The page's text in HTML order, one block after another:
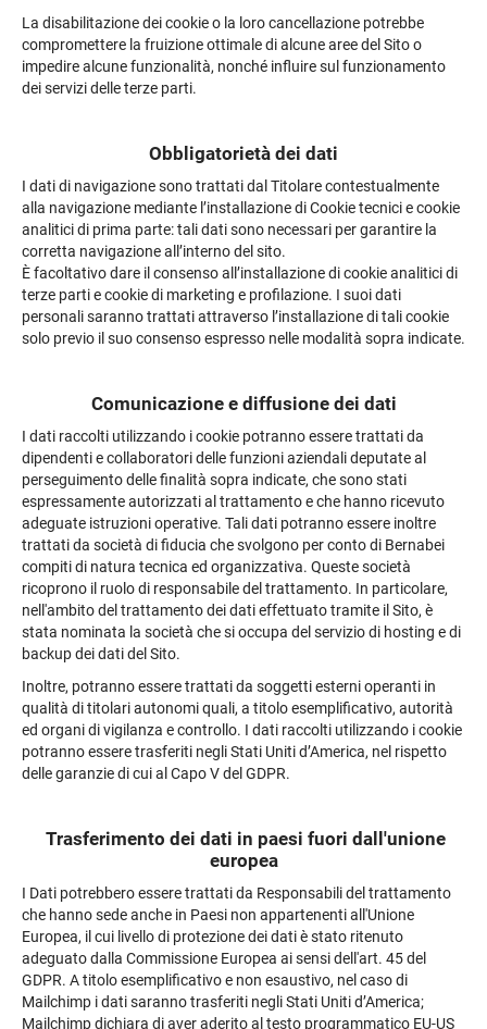
La disabilitazione dei cookie o la loro cancellazione potrebbe
compromettere la fruizione ottimale di alcune aree del Sito o
impedire alcune funzionalità, nonché influire sul funzionamento
dei servizi delle terze parti.
Obbligatorietà dei dati
I dati di navigazione sono trattati dal Titolare contestualmente
alla navigazione mediante l’installazione di Cookie tecnici e cookie
analitici di prima parte: tali dati sono necessari per garantire la
corretta navigazione all’interno del sito.
È facoltativo dare il consenso all’installazione di cookie analitici di
terze parti e cookie di marketing e profilazione. I suoi dati
personali saranno trattati attraverso l’installazione di tali cookie
solo previo il suo consenso espresso nelle modalità sopra indicate.
Comunicazione e diffusione dei dati
I dati raccolti utilizzando i cookie potranno essere trattati da
dipendenti e collaboratori delle funzioni aziendali deputate al
perseguimento delle finalità sopra indicate, che sono stati
espressamente autorizzati al trattamento e che hanno ricevuto
adeguate istruzioni operative. Tali dati potranno essere inoltre
trattati da società di fiducia che svolgono per conto di Bernabei
compiti di natura tecnica ed organizzativa. Queste società
ricoprono il ruolo di responsabile del trattamento. In particolare,
nell'ambito del trattamento dei dati effettuato tramite il Sito, è
stata nominata la società che si occupa del servizio di hosting e di
backup dei dati del Sito.
Inoltre, potranno essere trattati da soggetti esterni operanti in
qualità di titolari autonomi quali, a titolo esemplificativo, autorità
ed organi di vigilanza e controllo. I dati raccolti utilizzando i cookie
potranno essere trasferiti negli Stati Uniti d’America, nel rispetto
delle garanzie di cui al Capo V del GDPR.
Trasferimento dei dati in paesi fuori dall'unione
europea
I Dati potrebbero essere trattati da Responsabili del trattamento
che hanno sede anche in Paesi non appartenenti all'Unione
Europea, il cui livello di protezione dei dati è stato ritenuto
adeguato dalla Commissione Europea ai sensi dell'art. 45 del
GDPR. A titolo esemplificativo e non esaustivo, nel caso di
Mailchimp i dati saranno trasferiti negli Stati Uniti d’America;
Mailchimp dichiara di aver aderito al testo programmatico EU-US